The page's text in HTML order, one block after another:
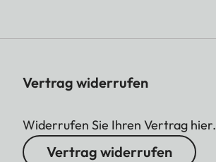
Vertrag widerrufen
Widerrufen Sie Ihren Vertrag hier.
Vertrag widerrufen